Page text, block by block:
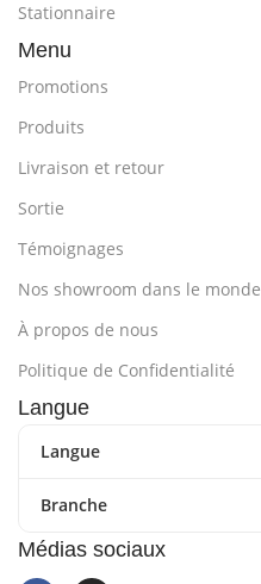
Stationnaire
Menu
Promotions
Produits
Livraison et retour
Sortie
Témoignages
Nos showroom dans le monde
À propos de nous
Politique de Confidentialité
Langue
Langue
Branche
Médias sociaux